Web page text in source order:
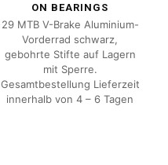
ON BEARINGS
29 MTB V-Brake Aluminium-
Vorderrad schwarz,
gebohrte Stifte auf Lagern
mit Sperre.
Gesamtbestellung Lieferzeit
innerhalb von 4 – 6 Tagen